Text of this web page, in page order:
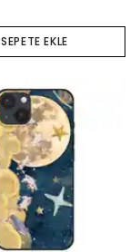
SEPETE EKLE